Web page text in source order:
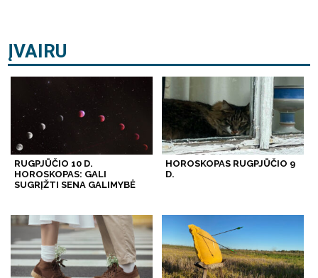
ĮVAIRU
RUGPJŪČIO 10 D.
HOROSKOPAS: GALI
SUGRĮŽTI SENA GALIMYBĖ
HOROSKOPAS RUGPJŪČIO 9
D.